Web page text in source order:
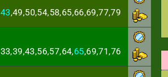
43,49,50,54,58,65,66,69,77,79
33,39,43,56,57,64,65,69,71,76